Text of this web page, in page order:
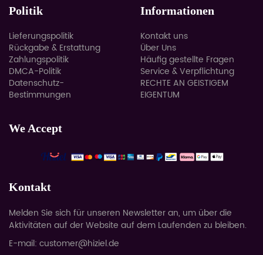
Politik
Lieferungspolitik
Rückgabe & Erstattung
Zahlungspolitik
DMCA-Politik
Datenschutz-
Bestimmungen
Informationen
Kontakt uns
Über Uns
Häufig gestellte Fragen
Service & Verpflichtung
RECHTE AN GEISTIGEM
EIGENTUM
We Accept
Kontakt
Melden Sie sich für unseren Newsletter an, um über die
Aktivitäten auf der Website auf dem Laufenden zu bleiben.
E-mail: customer@hiziel.de